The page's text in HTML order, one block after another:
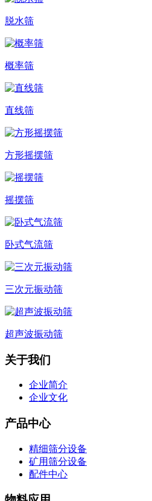
脱水筛
概率筛
直线筛
方形摇摆筛
摇摆筛
卧式气流筛
三次元振动筛
超声波振动筛
关于我们
企业简介
企业文化
产品中心
精细筛分设备
矿用筛分设备
配件中心